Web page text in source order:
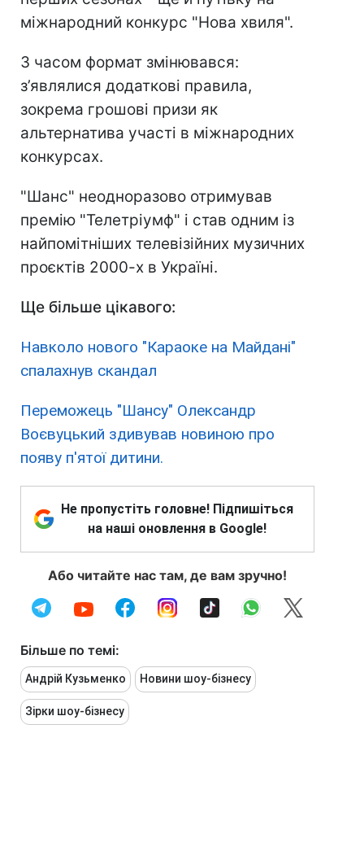
міжнародний конкурс "Нова хвиля".
З часом формат змінювався:
з’являлися додаткові правила,
зокрема грошові призи як
альтернатива участі в міжнародних
конкурсах.
"Шанс" неодноразово отримував
премію "Телетріумф" і став одним із
найпомітніших телевізійних музичних
проєктів 2000-х в Україні.
Ще більше цікавого:
Навколо нового "Караоке на Майдані"
спалахнув скандал
Переможець "Шансу" Олександр
Воєвуцький здивував новиною про
появу п'ятої дитини.
Не пропустіть головне! Підпишіться
на наші оновлення в Google!
Або читайте нас там, де вам зручно!
Більше по темі:
Андрій Кузьменко Новини шоу-бізнесу
Зірки шоу-бізнесу